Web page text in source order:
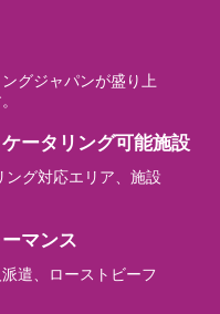
グジャパンが盛り上
ータリング可能施設
グ対応エリア、施設
マンス
遣、ローストビーフ